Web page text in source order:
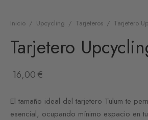
Inicio / Upcycling / Tarjeteros / Tarjetero
Tarjetero
16,00€
El tamaño ideal del tarjetero Tulum te
esencial, ocupando mínimo espacio en